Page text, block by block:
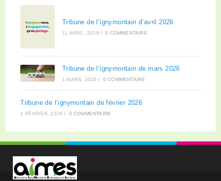
Tribune de l’ignymontain d’avril 2026
11 AVRIL, 2026 / 0 COMMENTAIRE
Tribune de l’ignymontain de mars 2026
1 MARS, 2026 / 0 COMMENTAIRE
Tribune de l’ignymontain de février 2026
1 FÉVRIER, 2026 / 0 COMMENTAIRE